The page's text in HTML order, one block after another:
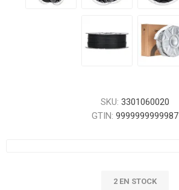
SKU: 3301060020
GTIN: 9999999999987
2 EN STOCK